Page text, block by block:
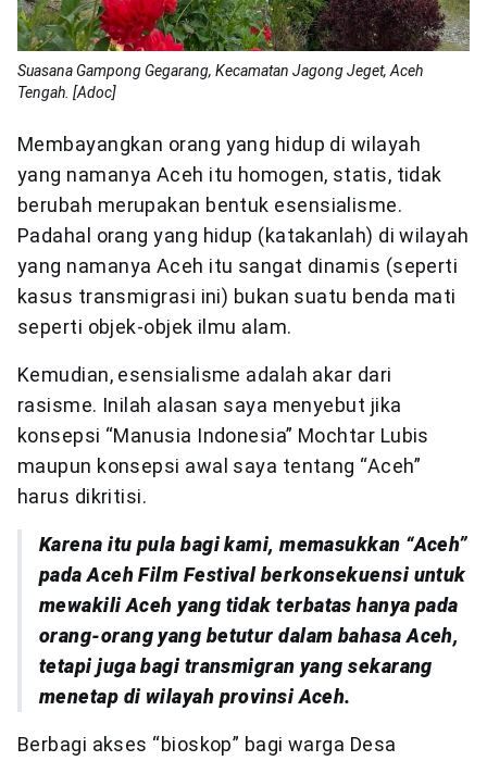
Suasana Gampong Gegarang, Kecamatan Jagong Jeget, Aceh
Tengah. [Adoc]
Membayangkan orang yang hidup di wilayah
yang namanya Aceh itu homogen, statis, tidak
berubah merupakan bentuk esensialisme.
Padahal orang yang hidup (katakanlah) di wilayah
yang namanya Aceh itu sangat dinamis (seperti
kasus transmigrasi ini) bukan suatu benda mati
seperti objek-objek ilmu alam.
Kemudian, esensialisme adalah akar dari
rasisme. Inilah alasan saya menyebut jika
konsepsi “Manusia Indonesia” Mochtar Lubis
maupun konsepsi awal saya tentang “Aceh”
harus dikritisi.
Karena itu pula bagi kami, memasukkan “Aceh”
pada Aceh Film Festival berkonsekuensi untuk
mewakili Acehyang tidak terbatas hanya pada
orang-orang yang betutur dalam bahasa Aceh,
tetapi juga bagi transmigran yang sekarang
menetap di wilayah provinsi Aceh.
Berbagi akses “bioskop” bagi warga Desa